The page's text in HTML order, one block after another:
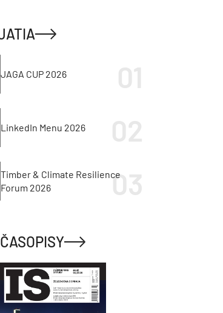
JAGA CUP 2026
LinkedIn Menu 2026
Timber & Climate Resilience
Forum 2026